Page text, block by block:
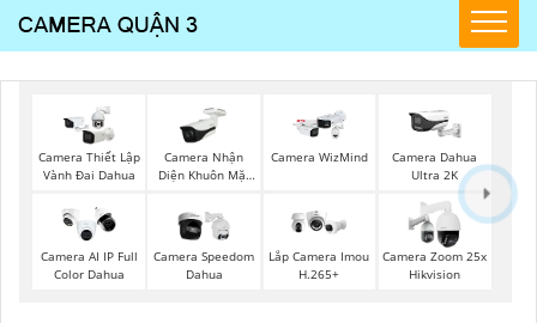
Camera Thiết Lập
Vành Đai Dahua
Camera Nhận
Diện Khuôn Mặt
Camera WizMind
Camera Dahua
Ultra 2K
Camera AI IP Full
Color Dahua
Camera Speedom
Dahua
Lắp Camera Imou
H.265+
Camera Zoom 25x
Hikvision